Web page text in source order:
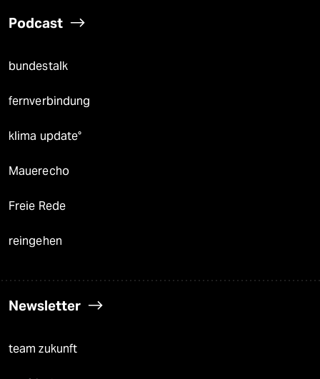
Podcast
bundestalk
fernverbindung
klima update°
Mauerecho
Freie Rede
reingehen
Newsletter
team zukunft